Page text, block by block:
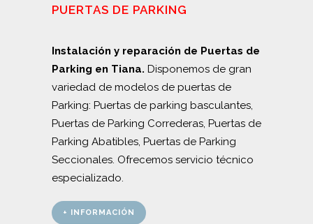
PUERTAS DE PARKING
Instalación y reparación de Puertas de
Parking en Tiana. Disponemos de gran
variedad de modelos de puertas de
Parking: Puertas de parking basculantes,
Puertas de Parking Correderas, Puertas de
Parking Abatibles, Puertas de Parking
Seccionales. Ofrecemos servicio técnico
especializado.
+ INFORMACIÓN